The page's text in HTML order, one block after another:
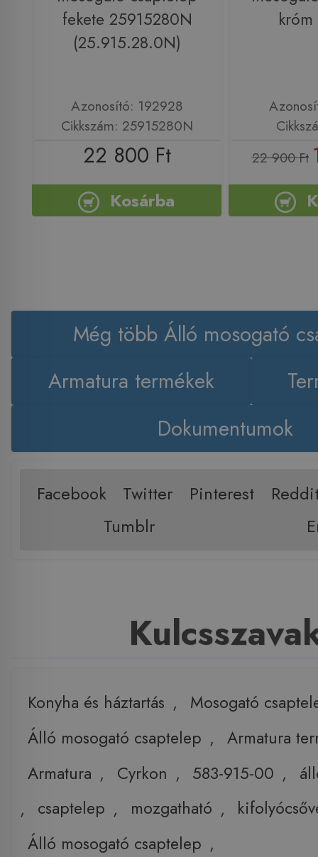
fekete 25915280N
(25.915.28.0N)
Azonosító: 192928
Cikkszám: 25915280N
22 800 Ft
Kosárba
22 900 Ft
Még több Álló mosogató
Armatura termékek
Dokumentumok
Facebook Twitter Pinterest
Tumblr
Konyha és háztartás ,
Mosogató
Álló mosogató csaptelep , Armatura
Armatura , Cyrkon , 583-915-00 ,
,
csaptelep , mozgatható ,
Álló mosogató csaptelep ,